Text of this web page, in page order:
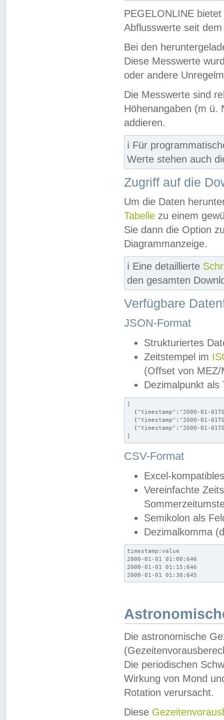
PEGELONLINE
Abflusswerte seit
Bei den
Diese Messwerte
oder andere
Die Messwerte sind
Höhenangaben (m ü.
addieren.
ℹ️ Für
Werte stehen auch
Zugriff auf die
Um die Daten
Tabelle zu einem
Sie dann die Option
Diagrammanzeige.
ℹ️ Eine detaillierte
den gesamten
Verfügbare
JSON-Format
Strukturiertes
Zeitstempel im
(Offset von MEZ/
Dezimalpunkt als
[
{"timestamp":"2000-01-
{"timestamp":"2000-01-
{"timestamp":"2000-01-
]
CSV-Format
Excel-
Vereinfachte
Semikolon als
Dezimalkomma
timestamp;value
2000-01-01 01:00;646
2000-01-01 01:15;646
2000-01-01 01:30;645
Die astronomische
Die periodischen
Wirkung von Mond
Rotation verursacht.
Diese